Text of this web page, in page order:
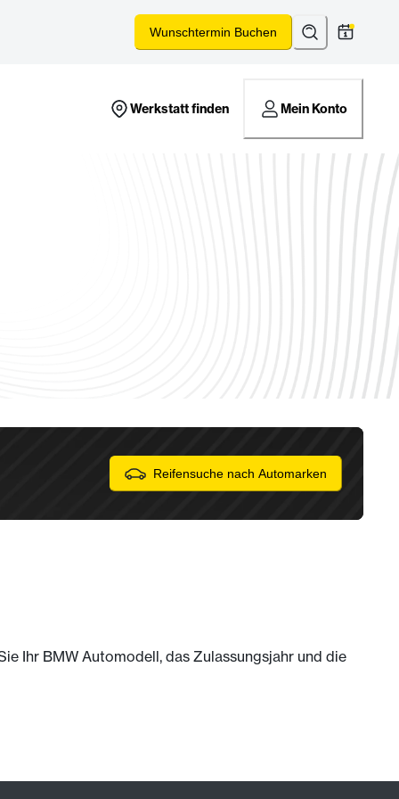
Wunschtermin Buchen Suchen*
Werkstatt finden Mein Konto
Reifensuche nach Automarken
Ihr BMW Automodell, das Zulassungsjahr und die